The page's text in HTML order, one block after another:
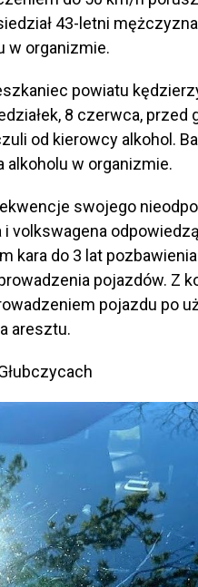
43-letni
w organizmie.
powiatu
8 czerwca, przed
od kierowcy alkohol.
alkoholu w organizmie.
swojego
volkswagena
kara do 3 lat
pojazdów. Z
pojazdu po
aresztu.